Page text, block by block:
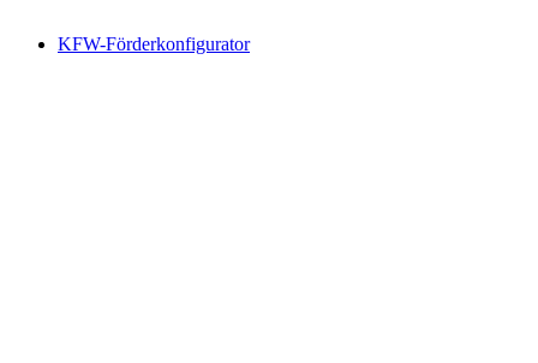
KFW-Förderkonfigurator